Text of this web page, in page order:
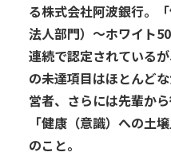
る株式会社阿波銀行。
法人部門）〜ホワイト
連続で認定されている
の未達項目はほとんど
営者、さらには先輩か
「健康（意識）への土
のこと。